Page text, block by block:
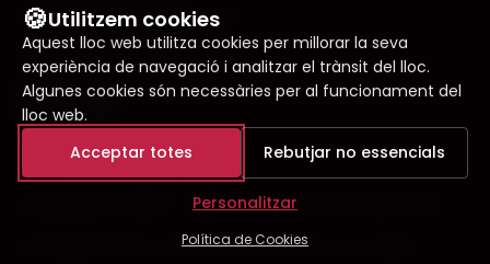
info@bgespecialitats.com
93 777 72 32|93 770 88 48
WhatsApp
666 002 632
Copyright © 2006 - 2026. Tots els drets reservats.
Política de privacitat|Política de cookies
🍪Utilitzem cookies
Aquest lloc web utilitza cookies per millorar la seva
experiència de navegació i analitzar el trànsit del lloc.
Algunes cookies són necessàries per al funcionament del
lloc web.
Acceptar totes
Rebutjar no essencials
Personalitzar
Política de Cookies
Configuració de cookies
Seleccioneu les cookies que voleu acceptar:
Cookies necessàries
funcionament del lloc web i no es poden